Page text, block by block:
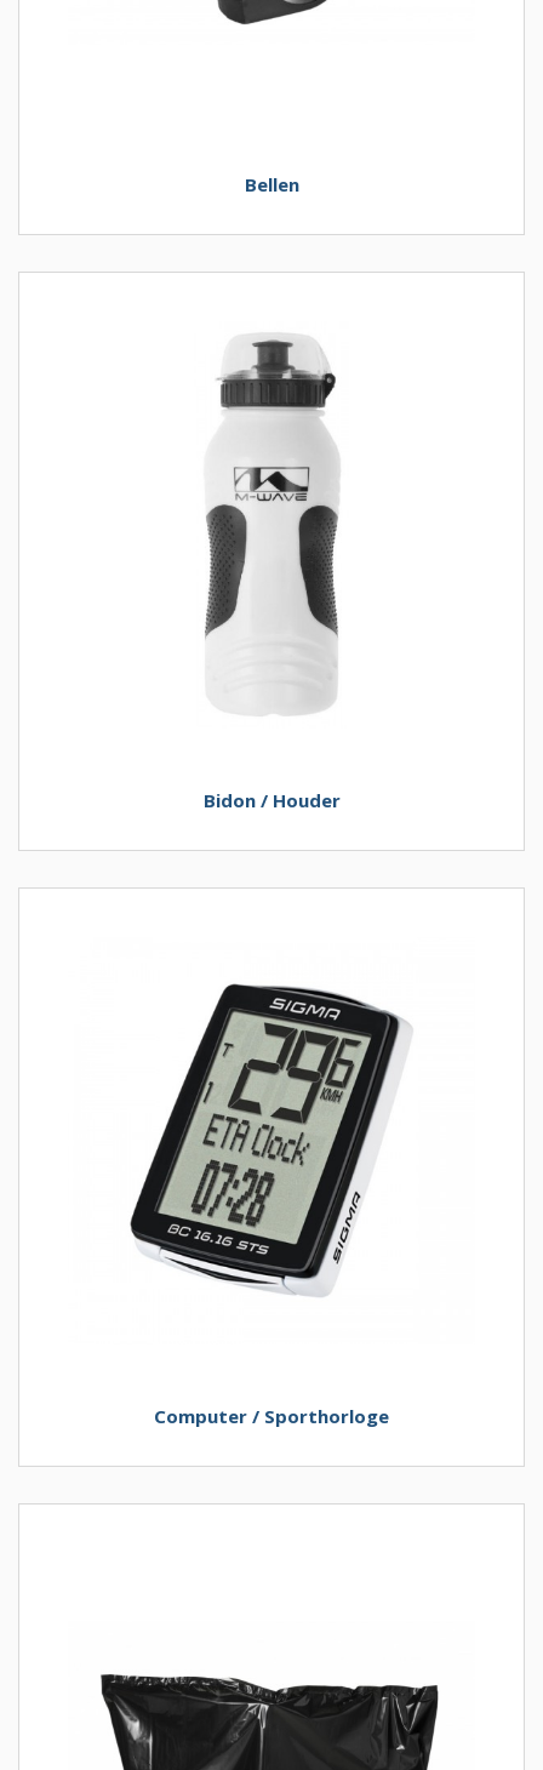
Bellen
Bidon / Houder
Computer / Sporthorloge